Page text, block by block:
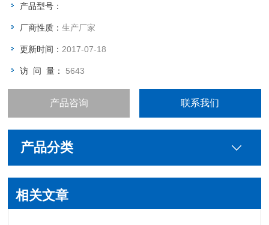
产品型号：
厂商性质：生产厂家
更新时间： 2017-07-18
访 问 量： 5643
产品咨询 联系我们
产品分类
相关文章